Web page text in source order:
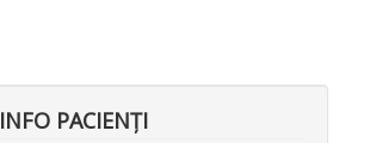
INFO PACIENŢI